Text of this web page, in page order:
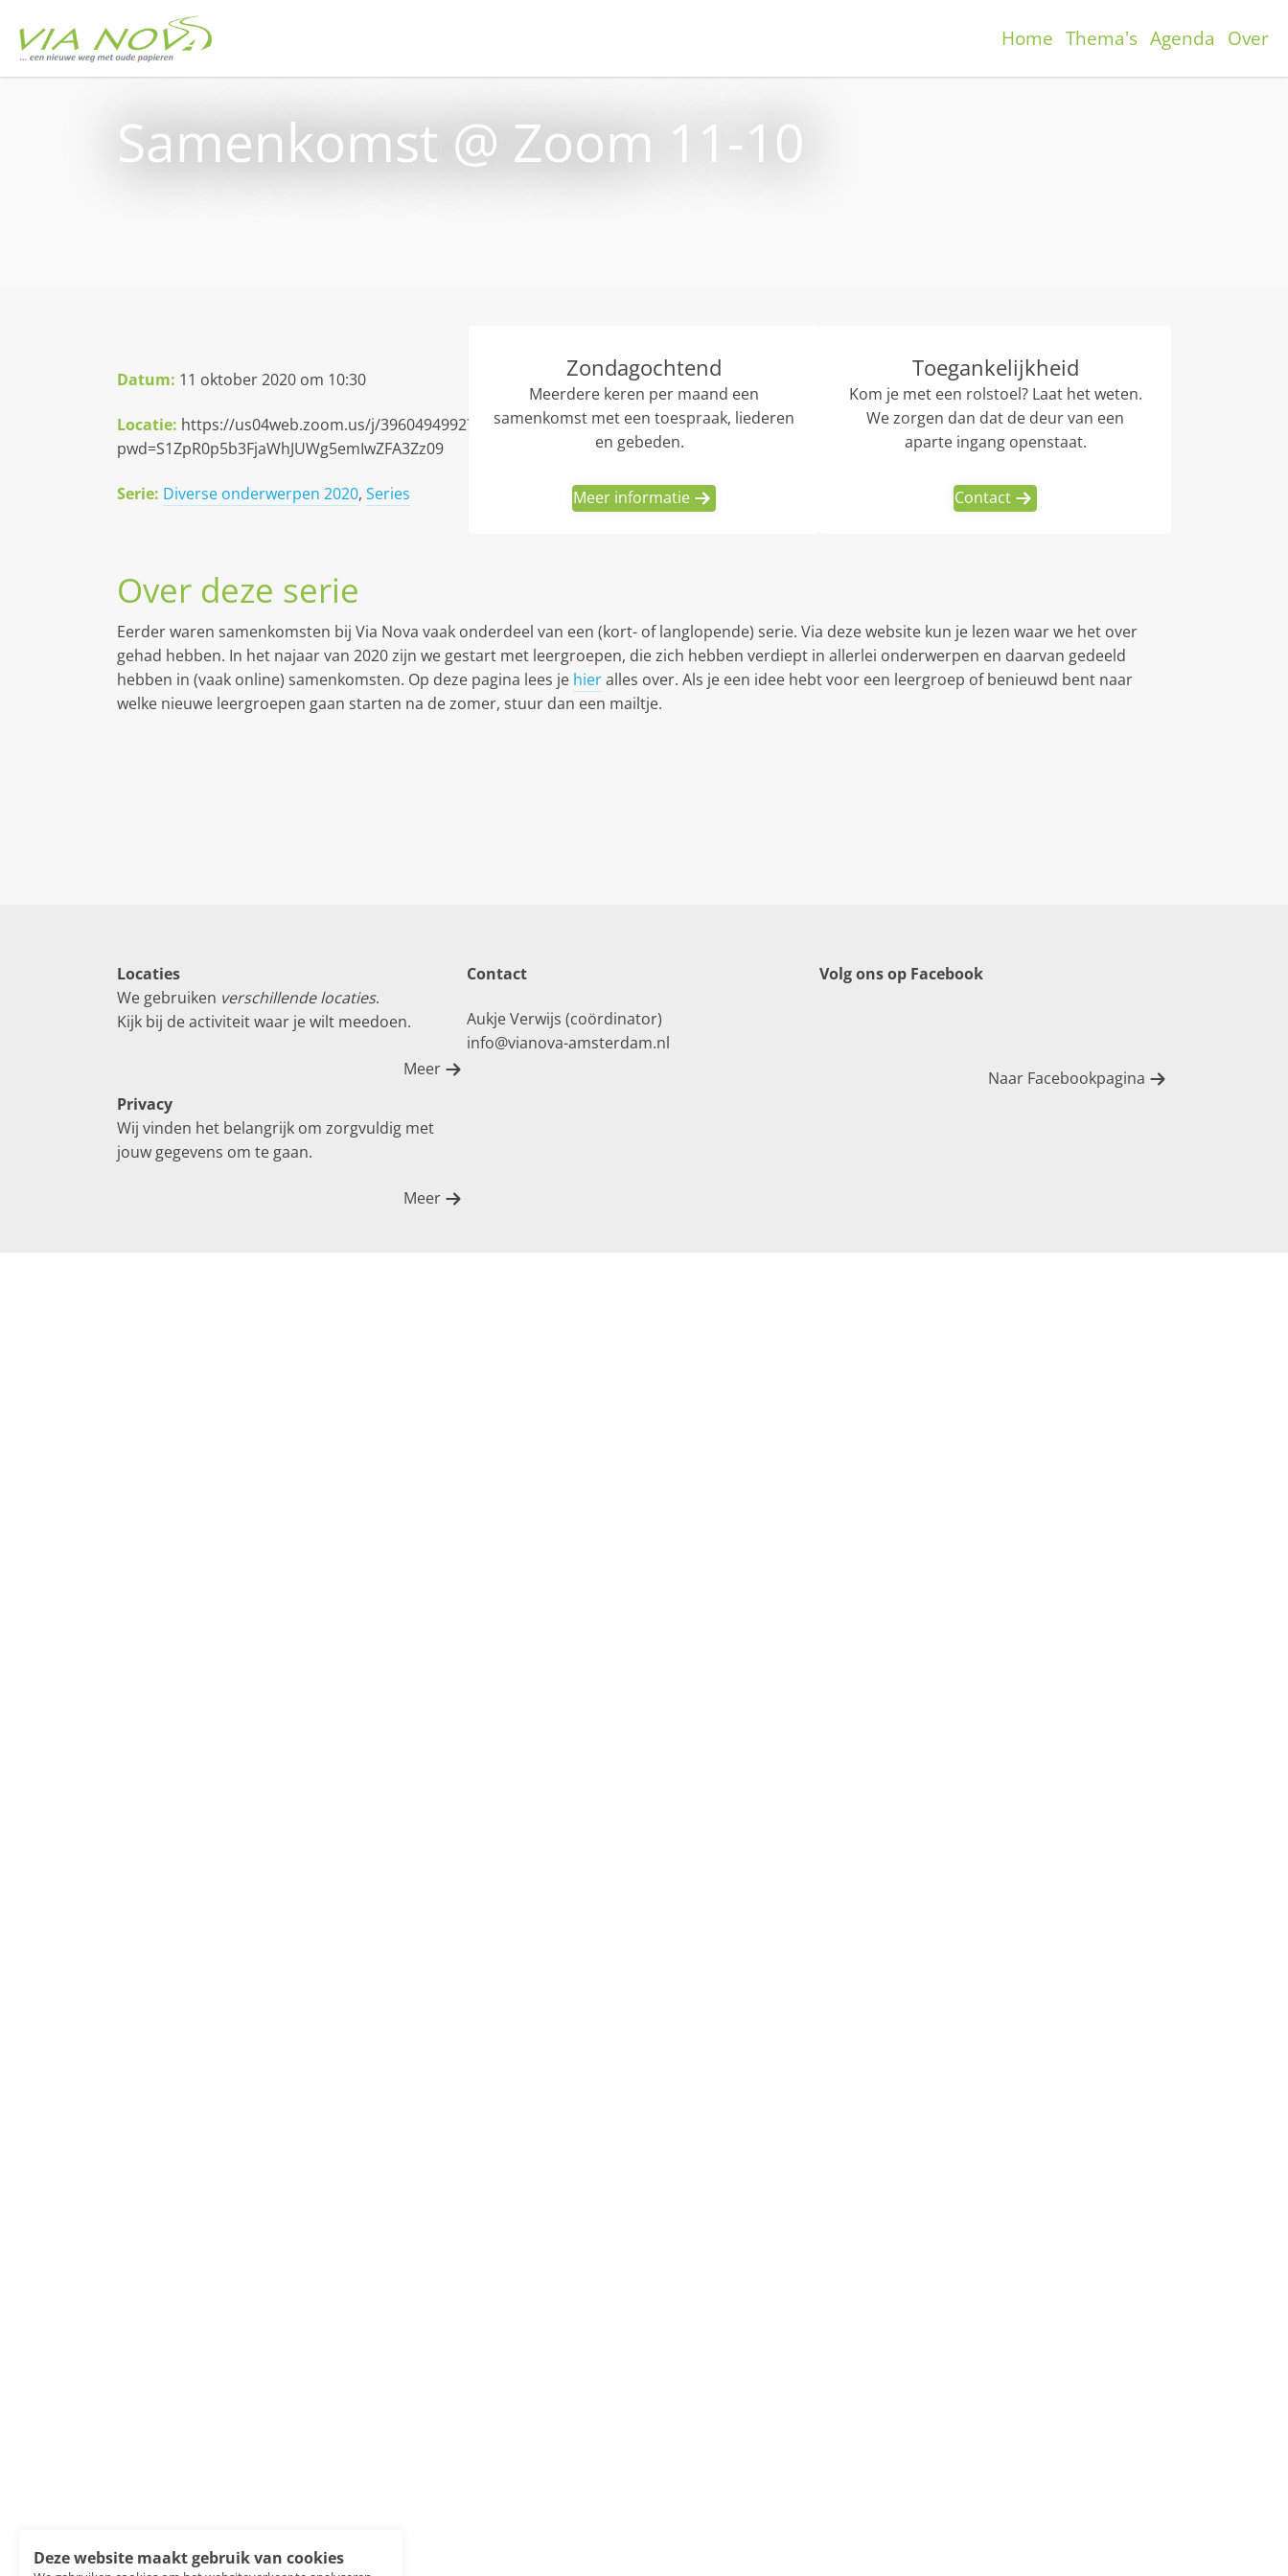
Home Thema's Agenda Over
Samenkomst @ Zoom 11-10
Datum: 11 oktober 2020 om 10:30
Locatie: https://us04web.zoom.us/j/3960494992?
pwd=S1ZpR0p5b3FjaWhJUWg5emIwZFA3Zz09
Serie: Diverse onderwerpen 2020, Series
Zondagochtend
Meerdere keren per maand een
samenkomst met een toespraak, liederen
en gebeden.
Meer informatie
Toegankelijkheid
Kom je met een rolstoel? Laat het weten.
We zorgen dan dat de deur van een
aparte ingang openstaat.
Contact
Over deze serie
Eerder waren samenkomsten bij Via Nova vaak onderdeel van een (kort- of langlopende) serie. Via deze website kun je lezen waar we het over
gehad hebben. In het najaar van 2020 zijn we gestart met leergroepen, die zich hebben verdiept in allerlei onderwerpen en daarvan gedeeld
hebben in (vaak online) samenkomsten. Op deze pagina lees je hieralles over. Als je een idee hebt voor een leergroep of benieuwd bent naar
welke nieuwe leergroepen gaan starten na de zomer, stuur dan een mailtje.
Locaties
We gebruiken verschillende locaties.
Kijk bij de activiteit waar je wilt meedoen.
Meer
Privacy
Wij vinden het belangrijk om zorgvuldig met
jouw gegevens om te gaan.
Meer
Contact
Aukje Verwijs (coördinator)
info@vianova-amsterdam.nl
Volg ons op Facebook
Naar Facebookpagina
Deze website maakt gebruik van cookies